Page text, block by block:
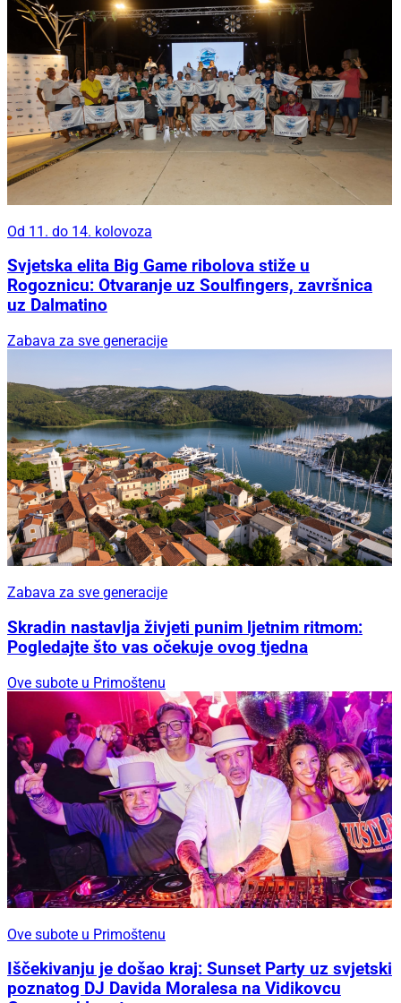
Od 11. do 14. kolovoza
Svjetska elita Big Game ribolova stiže u
Rogoznicu: Otvaranje uz Soulfingers, završnica
uz Dalmatino
Zabava za sve generacije
Zabava za sve generacije
Skradin nastavlja živjeti punim ljetnim ritmom:
Pogledajte što vas očekuje ovog tjedna
Ove subote u Primoštenu
Ove subote u Primoštenu
Iščekivanju je došao kraj: Sunset Party uz svjetski
poznatog DJ Davida Moralesa na Vidikovcu